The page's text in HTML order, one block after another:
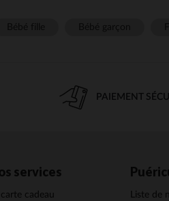
PAIEMENT
services
carte cadeau
Liste de